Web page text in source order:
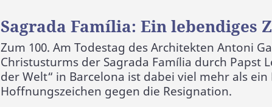
Sagrada Família: Ein lebendiges
Zum 100. Am Todestag des Architekten Antoni
Christusturms der Sagrada Família durch Papst
der Welt“ in Barcelona ist dabei viel mehr als
Hoffnungszeichen gegen die Resignation.